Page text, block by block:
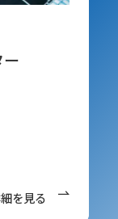
ンシャ
を見る
を見る
を見る
ラボ
を見る
ズタウ
を見る
を見る
情報学
を見る
を見る
ト
を見る
２Ｃセ
を見る
を見る
を見る
を見る
を見る
改修
を見る
作業名
を見る
を見る
ーツセ
を見る
を見る
目的棟
を見る
福祉大
を見る
を見る
・川原
を見る
を見る
を見る
の他工
函渠工
補強
橋床版
県道３
橋（下